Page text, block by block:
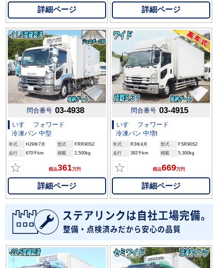
詳細ページ 詳細ページ
問合番号 03-4938
いすゞ フォワード
冷凍バン 中型
年式 H29年7月 型式
FRR90S2
走行
670千km 積載 2,500kg
☆ 税込361万円
詳細ページ
問合番号 03-4915
いすゞ フォワード
冷凍バン 中増t
年式 R3年4月 型式
FSR90S2
走行
382千km 積載 5,300kg
☆ 税込669万円
詳細ページ